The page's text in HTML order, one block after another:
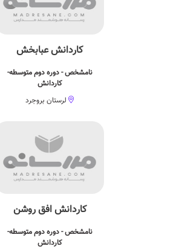
کاردانش عبابخش
نامشخص - دوره دوم متوسطه-
کاردانش
لرستان بروجرد
کاردانش افق روشن
نامشخص - دوره دوم متوسطه-
کاردانش